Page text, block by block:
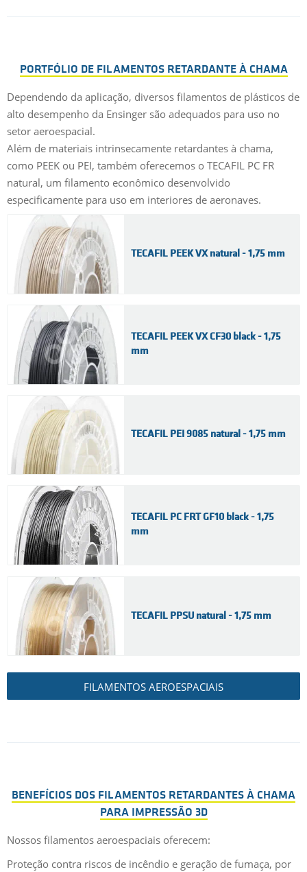
PORTFÓLIO DE FILAMENTOS RETARDANTE À CHAMA
Dependendo da aplicação, diversos filamentos de plásticos de
alto desempenho da Ensinger são adequados para uso no
setor aeroespacial.
Além de materiais intrinsecamente retardantes à chama,
como PEEK ou PEI, também oferecemos o TECAFIL PC FR
natural, um filamento econômico desenvolvido
especificamente para uso em interiores de aeronaves.
TECAFIL PEEK VX natural - 1,75 mm
TECAFIL PEEK VX CF30 black - 1,75
mm
TECAFIL PEI 9085 natural - 1,75 mm
TECAFIL PC FRT GF10 black - 1,75
mm
TECAFIL PPSU natural - 1,75 mm
FILAMENTOS AEROESPACIAIS
BENEFÍCIOS DOS FILAMENTOS RETARDANTES À CHAMA
PARA IMPRESSÃO 3D
Nossos filamentos aeroespaciais oferecem:
Proteção contra riscos de incêndio e geração de fumaça, por